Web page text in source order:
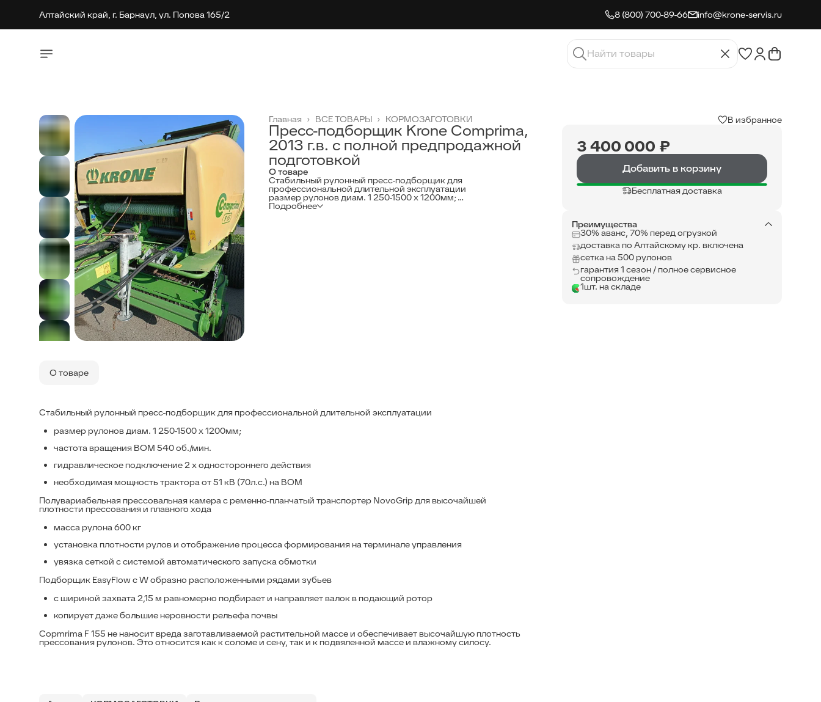
Алтайский край, г. Барнаул, ул. Попова 165/2 8 (800) 700-89-66 info@krone-servis.ru
КОРМОЗАГОТОВКИ
ВСЕ ТОВАРЫ ›
Главная ›
Пресс-подборщик Krone Comprima,
2013 г.в. с полной предпродажной
подготовкой
О товаре
Стабильный рулонный пресс-подборщик для
профессиональной длительной эксплуатации
размер рулонов диам. 1 250-1500 х 1200мм;
частота вращения ВОМ 540 об./мин.
копирует даже большие неровности рельефа почвы
и к подвяленной массе и влажному силосу.
Подробнее
В избранное
3 400 000 ₽
Добавить в корзину
Бесплатная доставка
Преимущества
30% аванс, 70% перед огрузкой
доставка по Алтайскому кр. включена
сетка на 500 рулонов
гарантия 1 сезон / полное сервисное
сопровождение
1шт. на складе
О товаре
Стабильный рулонный пресс-подборщик для профессиональной длительной эксплуатации
размер рулонов диам. 1 250-1500 х 1200мм;
частота вращения ВОМ 540 об./мин.
гидравлическое подключение 2 х одностороннего действия
необходимая мощность трактора от 51 кВ (70л.с.) на ВОМ
Полувариабельная прессовальная камера с ременно-планчатый транспортер NovoGrip для высочайшей
плотности прессования и плавного хода
масса рулона 600 кг
установка плотности рулов и отображение процесса формирования на терминале управления
увязка сеткой с системой автоматического запуска обмотки
Подборщик EasyFlow с W образно расположенными рядами зубьев
с шириной захвата 2,15 м равномерно подбирает и направляет валок в подающий ротор
копирует даже большие неровности рельефа почвы
Copmrima F 155 не наносит вреда заготавливаемой растительной массе и обеспечивает высочайшую плотность
прессования рулонов. Это относится как к соломе и сену, так и к подвяленной массе и влажному силосу.